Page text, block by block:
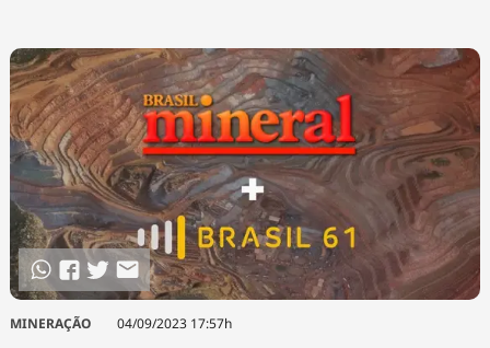
MINERAÇÃO 04/09/2023 17:57h